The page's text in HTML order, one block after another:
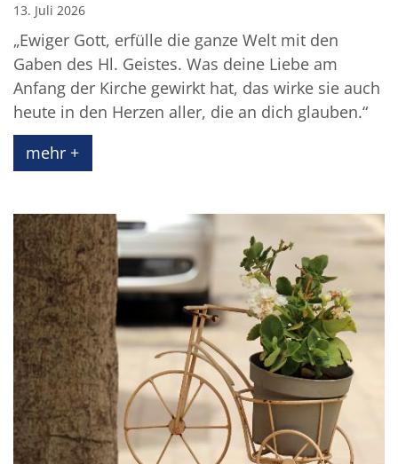
13. Juli 2026
„Ewiger Gott, erfülle die ganze Welt mit den
Gaben des Hl. Geistes. Was deine Liebe am
Anfang der Kirche gewirkt hat, das wirke sie auch
heute in den Herzen aller, die an dich glauben.“
mehr +